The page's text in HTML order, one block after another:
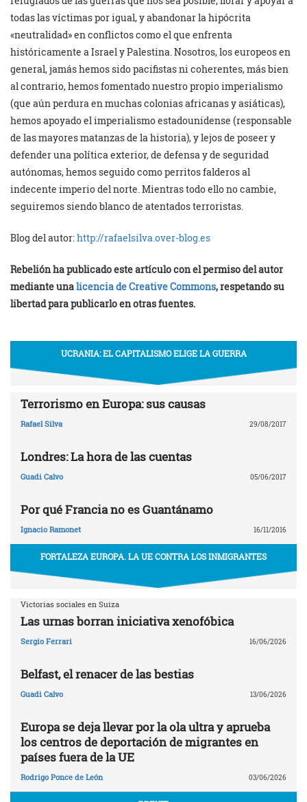
todas las víctimas por igual, y abandonar la hipócrita
«neutralidad» en conflictos como el que enfrenta
históricamente a Israel y Palestina. Nosotros, los europeos en
general, jamás hemos sido pacifistas ni coherentes, más bien
al contrario, hemos fomentado nuestro propio imperialismo
(que aún perdura en muchas colonias africanas y asiáticas),
hemos apoyado el imperialismo estadounidense (responsable
de las mayores matanzas de la historia), y lejos de poseer y
defender una política exterior, de defensa y de seguridad
autónomas, hemos seguido como perritos falderos al
indecente imperio del norte. Mientras todo ello no cambie,
seguiremos siendo blanco de atentados terroristas.
Blog del autor:http://rafaelsilva.over-blog.es
Rebelión ha publicado este artículo con el permiso del autor
mediante unalicencia de Creative Commons, respetando su
libertad para publicarlo en otras fuentes.
UCRANIA: EL CAPITALISMO ELIGE LA GUERRA
Terrorismo en Europa: sus causas
Rafael Silva 29/08/2017
Londres: La hora de las cuentas
Guadi Calvo 05/06/2017
Por qué Francia no es Guantánamo
Ignacio Ramonet 16/11/2016
FORTALEZA EUROPA. LA UE CONTRA LOS INMIGRANTES
Victorias sociales en Suiza
Las urnas borran iniciativa xenofóbica
Sergio Ferrari 16/06/2026
Belfast, el renacer de las bestias
Guadi Calvo 13/06/2026
Europa se deja llevar por la ola ultra y aprueba
los centros de deportación de migrantes en
países fuera de la UE
Rodrigo Ponce de León 03/06/2026